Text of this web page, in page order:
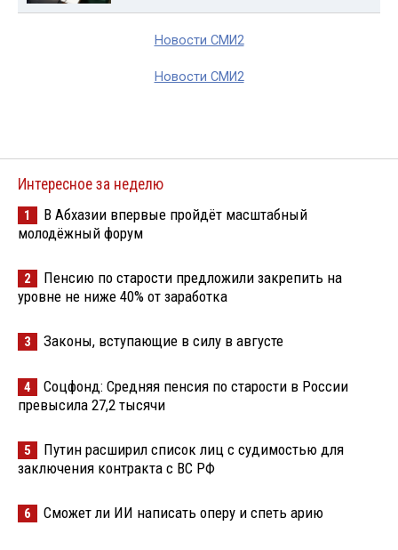
Новости СМИ2
Новости СМИ2
Интересное за неделю
1
В Абхазии впервые пройдёт масштабный
молодёжный форум
2
Пенсию по старости предложили закрепить на
уровне не ниже 40% от заработка
3 Законы, вступающие в силу в августе
4
Соцфонд: Средняя пенсия по старости в России
превысила 27,2 тысячи
5
Путин расширил список лиц с судимостью для
заключения контракта с ВС РФ
6 Сможет ли ИИ написать оперу и спеть арию